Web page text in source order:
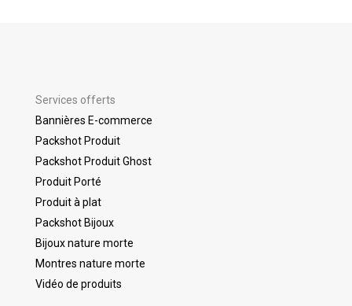
Services offerts
Bannières E-commerce
Packshot Produit
Packshot Produit Ghost
Produit Porté
Produit à plat
Packshot Bijoux
Bijoux nature morte
Montres nature morte
Vidéo de produits